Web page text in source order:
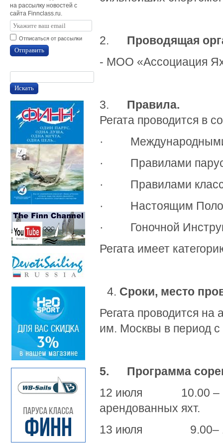
2. Проводящая
- МОО «Ассоциация
3. Правила.
Регата проводится в
· Международными
· Правилами
· Правилами
· Настоящим
· Гоночной
Регата имеет
Сроки, место
Регата проводится на
им. Москвы в период с
5. Программа
12 июля 10.00 –
арендованных яхт.
13 июля 9.00–
на рассылку новостей с
сайта Finnclass.ru.
Отписаться от рассылки
Отправить
Искать